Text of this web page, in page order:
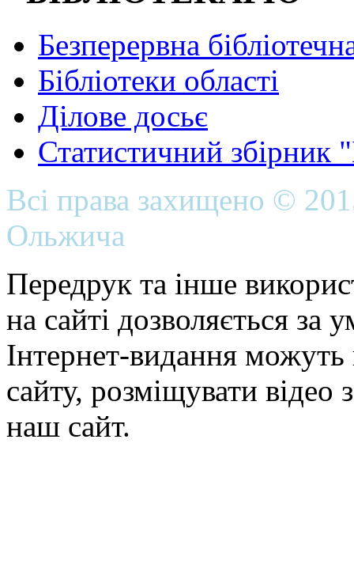
Безперервна
Бібліотеки області
Ділове досьє
Статистичний
Всі права захищено ©
Ольжича
Передрук та інше
на сайті дозволяється
Інтернет-видання можуть
сайту, розміщувати відео
наш сайт.